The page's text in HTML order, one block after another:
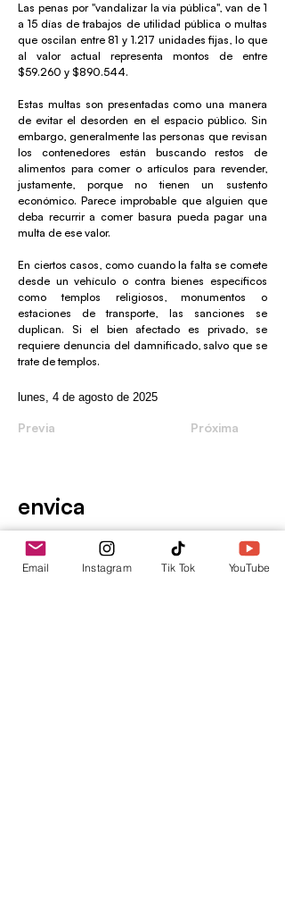
Las penas por "vandalizar la vía pública", van de 1
a 15 días de trabajos de utilidad pública o multas
que oscilan entre 81 y 1.217 unidades fijas, lo que
al valor actual representa montos de entre
$59.260 y $890.544.
Estas multas son presentadas como una manera
de evitar el desorden en el espacio público. Sin
embargo, generalmente las personas que revisan
los contenedores están buscando restos de
alimentos para comer o artículos para revender,
justamente, porque no tienen un sustento
económico. Parece improbable que alguien que
deba recurrir a comer basura pueda pagar una
multa de ese valor.
En ciertos casos, como cuando la falta se comete
desde un vehículo o contra bienes específicos
como templos religiosos, monumentos o
estaciones de transporte, las sanciones se
duplican. Si el bien afectado es privado, se
requiere denuncia del damnificado, salvo que se
trate de templos.
lunes, 4 de agosto de 2025
Previa Próxima
envica
Tu punto de información.
Email Instagram Tik Tok YouTube